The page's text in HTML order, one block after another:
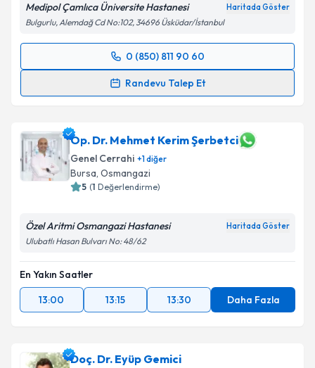
Medipol Çamlıca Üniversite Hastanesi Haritada Göster
Bulgurlu, Alemdağ Cd No:102, 34696 Üsküdar/İstanbul
0 (850) 811 90 60
Randevu Talep Et
Randevu Takvimi Talebi
takvim hazırlandığında e-posta ile bilgilendireceğiz.
E-posta Adresiniz
Kişisel verilerimin işlenmesine ilişkin
kapsamda işlenmesini kabul ediyorum.
Takvim Talebini Gönder
Op. Dr. Mehmet Kerim Şerbetci
Genel Cerrahi +1diğer
Bursa, Osmangazi
5 (1 Değerlendirme)
Özel Aritmi Osmangazi Hastanesi Haritada Göster
Ulubatlı Hasan Bulvarı No: 48/62
En Yakın Saatler
13:00
13:15 13:30 Daha Fazla
Doç. Dr. Eyüp Gemici